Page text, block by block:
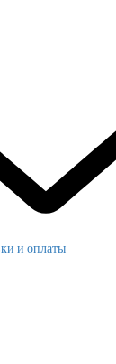
и оплаты